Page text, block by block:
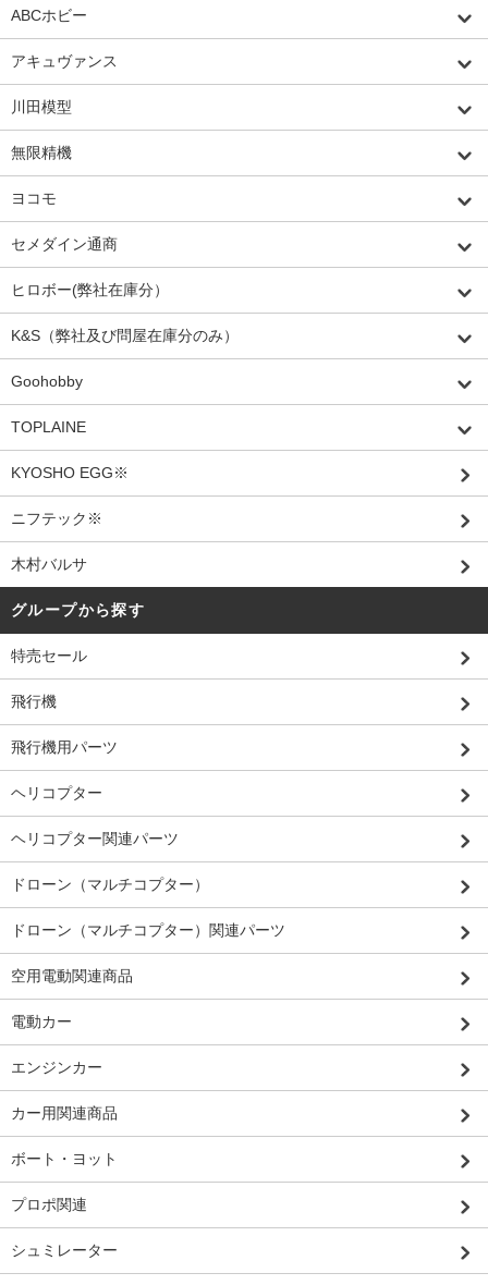
ABCホビー
アキュヴァンス
川田模型
無限精機
ヨコモ
セメダイン通商
ヒロボー(弊社在庫分）
K&S（弊社及び問屋在庫分のみ）
Goohobby
TOPLAINE
KYOSHO EGG※
ニフテック※
木村バルサ
グループから探す
特売セール
飛行機
飛行機用パーツ
ヘリコプター
ヘリコプター関連パーツ
ドローン（マルチコプター）
ドローン（マルチコプター）関連パーツ
空用電動関連商品
電動カー
エンジンカー
カー用関連商品
ボート・ヨット
プロポ関連
シュミレーター